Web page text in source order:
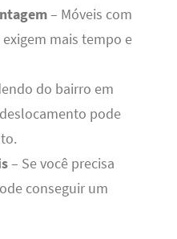
– Móveis com
mais tempo e
do bairro em
pode
– Se você precisa
conseguir um